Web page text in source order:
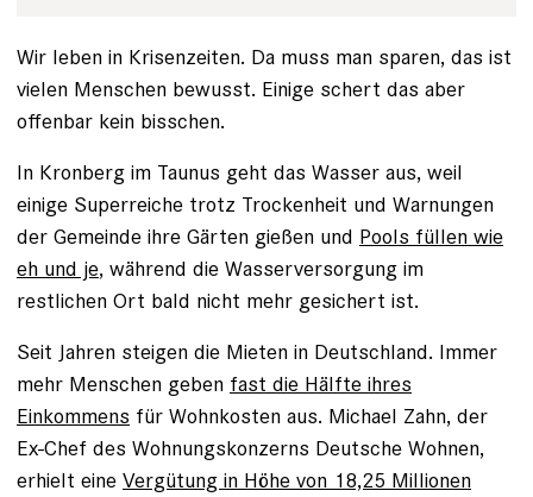
Wir leben in Krisenzeiten. Da muss man sparen, das ist
vielen Menschen bewusst. Einige schert das aber
offenbar kein bisschen.
In Kronberg im Taunus geht das Wasser aus, weil
einige Superreiche trotz Trockenheit und Warnungen
der Gemeinde ihre Gärten gießen und Pools füllen wie
eh und je, während die Wasserversorgung im
restlichen Ort bald nicht mehr gesichert ist.
Seit Jahren steigen die Mieten in Deutschland. Immer
mehr Menschen geben fast die Hälfte ihres
Einkommens für Wohnkosten aus. Michael Zahn, der
Ex-Chef des Wohnungskonzerns Deutsche Wohnen,
erhielt eine Vergütung in Höhe von 18,25 Millionen